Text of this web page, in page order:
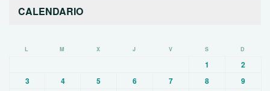
CALENDARIO
L M X J V S D
1
2
3
4 5 6 7 8
9